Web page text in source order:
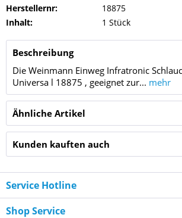
Herstellernr:
18875
Inhalt:
1 Stück
Beschreibung
Die Weinmann Einweg Infratronic
Universa l 18875 , geeignet zur... mehr
Ähnliche Artikel
Kunden kauften auch
Service Hotline
Shop Service